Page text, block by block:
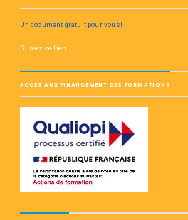
Un document gratuit pour vous!
Suivez ce lien
ACCÈS AUX FINANCEMENT DES FORMATIONS